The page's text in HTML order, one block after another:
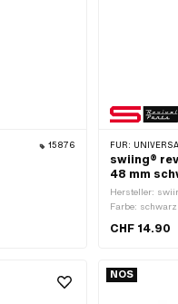
15876 FÜR:
swiing®
48 mm
Hersteller:
Farbe:
CHF 14.90
NOS